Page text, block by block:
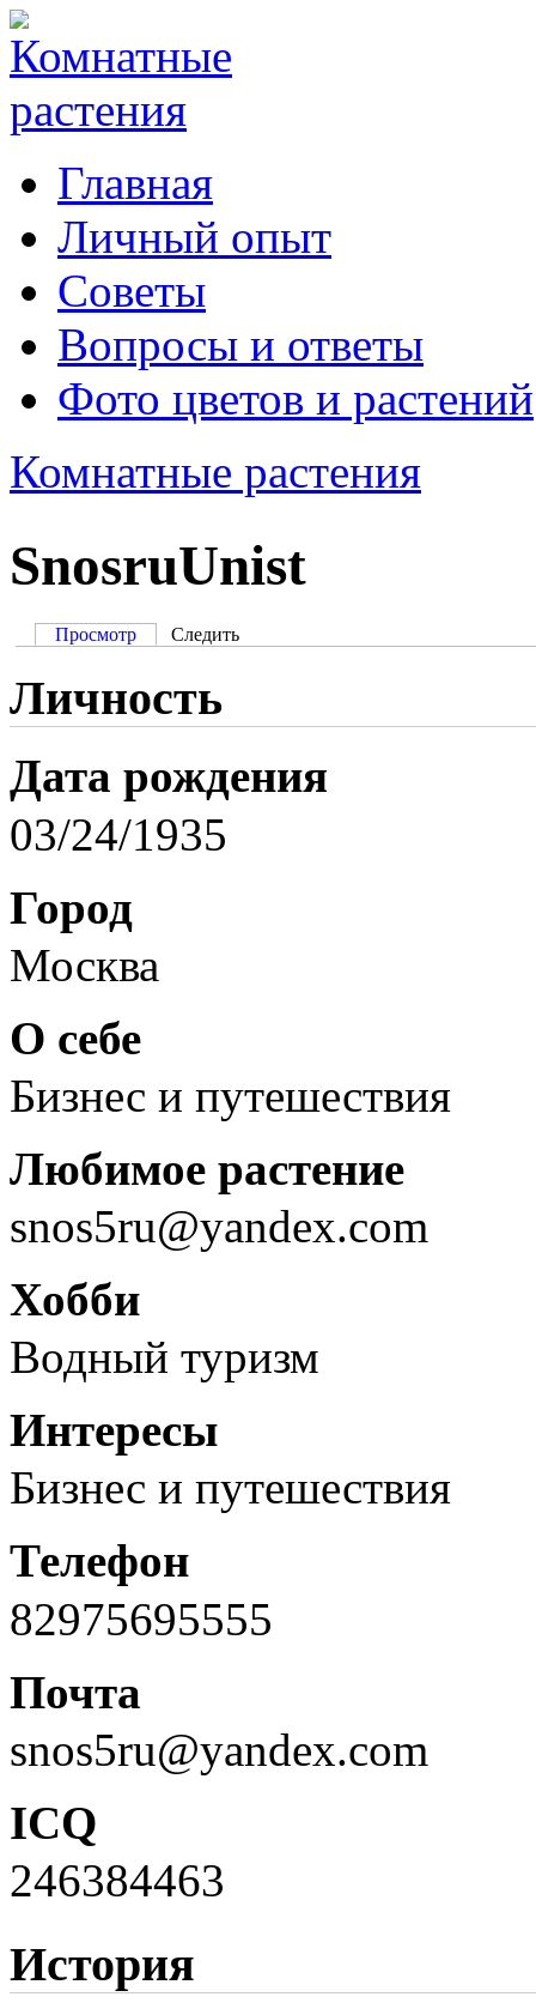
Главная
Личный опыт
Советы
Вопросы и ответы
Фото цветов и растений
Комнатные растения
SnosruUnist
Просмотр Следить
Личность
Дата рождения
03/24/1935
Город
Москва
О себе
Бизнес и путешествия
Любимое растение
snos5ru@yandex.com
Хобби
Водный туризм
Интересы
Бизнес и путешествия
Телефон
82975695555
Почта
snos5ru@yandex.com
ICQ
246384463
История